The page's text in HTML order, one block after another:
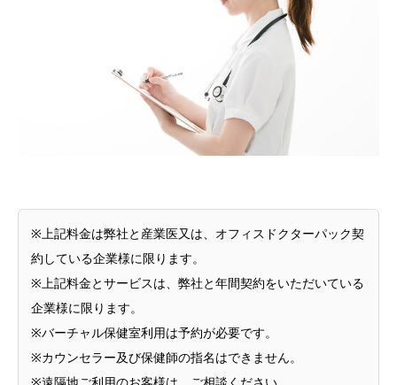
※上記料金は弊社と産業医又は、オフィスドクターパック契
約している企業様に限ります。
※上記料金とサービスは、弊社と年間契約をいただいている
企業様に限ります。
※バーチャル保健室利用は予約が必要です。
※カウンセラー及び保健師の指名はできません。